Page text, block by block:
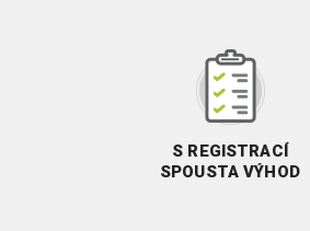
S REGISTRACÍ
SPOUSTA VÝHOD